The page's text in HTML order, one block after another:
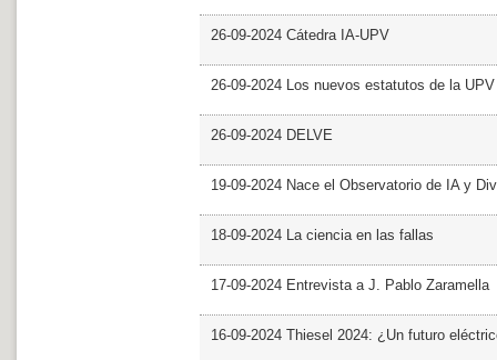
26-09-2024 Cátedra IA-UPV
26-09-2024 Los nuevos estatutos de la
26-09-2024 DELVE
19-09-2024 Nace el Observatorio de IA y
18-09-2024 La ciencia en las fallas
17-09-2024 Entrevista a J. Pablo Zaramella
16-09-2024 Thiesel 2024: ¿Un futuro